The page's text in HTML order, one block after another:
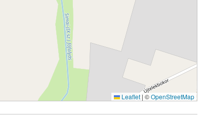
Leaflet | ©OpenStreetMap